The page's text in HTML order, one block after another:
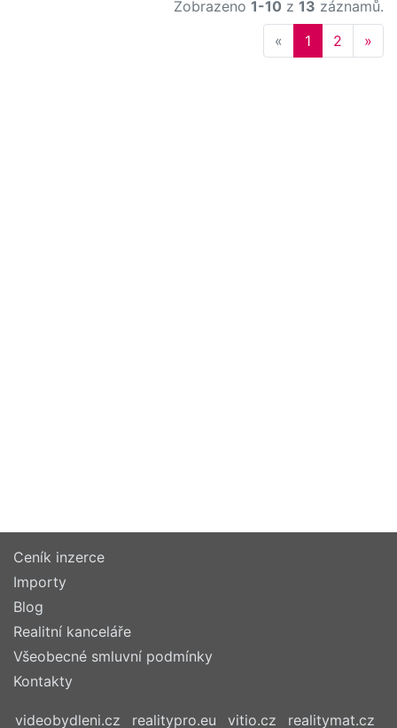
Zobrazeno 1-10 z 13 záznamů.
« Previous
1 2 »
Ceník inzerce
Importy
Blog
Realitní kanceláře
Všeobecné smluvní podmínky
Kontakty
videobydleni.cz realitypro.eu vitio.cz realitymat.cz